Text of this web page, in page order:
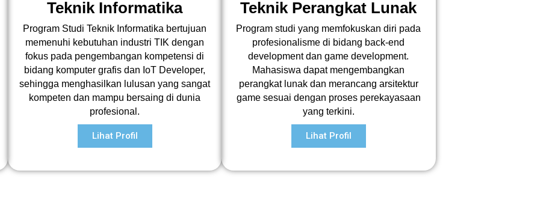
Teknik Informatika
Program Studi Teknik Informatika bertujuan
memenuhi kebutuhan industri TIK dengan
fokus pada pengembangan kompetensi di
bidang komputer grafis dan IoT Developer,
sehingga menghasilkan lulusan yang sangat
kompeten dan mampu bersaing di dunia
profesional.
Lihat Profil
Teknik Perangkat Lunak
Program studi yang memfokuskan diri pada
profesionalisme di bidang back-end
development dan game development.
Mahasiswa dapat mengembangkan
perangkat lunak dan merancang arsitektur
game sesuai dengan proses perekayasaan
yang terkini.
Lihat Profil